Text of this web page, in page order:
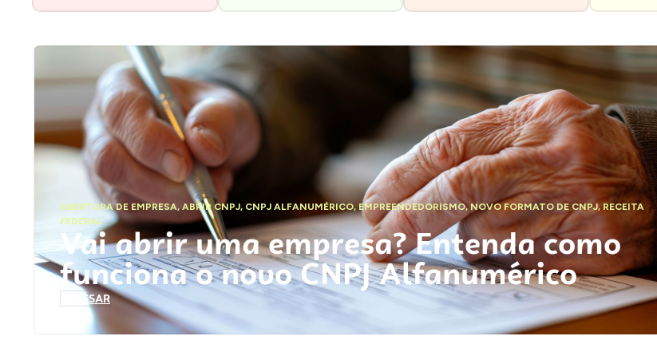
ABERTURA DE EMPRESA,ABRIR CNPJ, CNPJ ALFANUMÉRICO, EMPREENDEDORISMO,NOVO FORMATO DE CNPJ,RECEITA
FEDERAL
Vai abrir uma empresa? Entenda como
funciona o novo CNPJ Alfanumérico
ACESSAR